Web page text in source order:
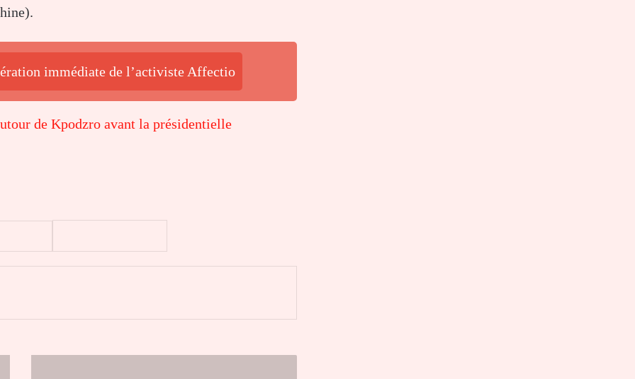
immédiate de l’activiste Affectio
de Kpodzro avant la présidentielle